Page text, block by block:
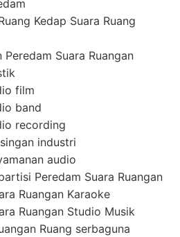
Kedap Suara Ruang
Peredam Suara Ruangan
film
band
recording
industri
audio
Peredam Suara Ruangan
Ruangan Karaoke
Ruangan Studio Musik
Ruang serbaguna